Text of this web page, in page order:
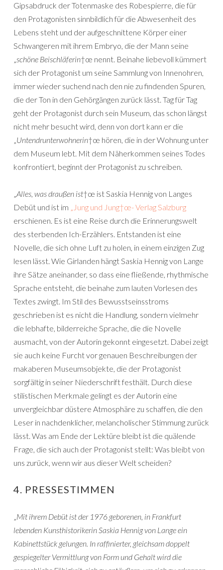
Gipsabdruck der Totenmaske des Robespierre, die für
den Protagonisten sinnbildlich für die Abwesenheit des
Lebens steht und der aufgeschnittene Körper einer
Schwangeren mit ihrem Embryo, die der Mann seine
„schöne Beischläferin†œ nennt. Beinahe liebevoll kümmert
sich der Protagonist um seine Sammlung von Innenohren,
immer wieder suchend nach den nie zu findenden Spuren,
die der Ton in den Gehörgängen zurück lässt. Tag für Tag
geht der Protagonist durch sein Museum, das schon längst
nicht mehr besucht wird, denn von dort kann er die
„Untendrunterwohnerin†œ hören, die in der Wohnung unter
dem Museum lebt. Mit dem Näherkommen seines Todes
konfrontiert, beginnt der Protagonist zu schreiben.
„Alles, was draußen ist†œ ist Saskia Hennig von Langes
Debüt und ist im „Jung und Jung†œ- Verlag Salzburg
erschienen. Es ist eine Reise durch die Erinnerungswelt
des sterbenden Ich-Erzählers. Entstanden ist eine
Novelle, die sich ohne Luft zu holen, in einem einzigen Zug
lesen lässt. Wie Girlanden hängt Saskia Hennig von Lange
ihre Sätze aneinander, so dass eine fließende, rhythmische
Sprache entsteht, die beinahe zum lauten Vorlesen des
Textes zwingt. Im Stil des Bewusstseinsstroms
geschrieben ist es nicht die Handlung, sondern vielmehr
die lebhafte, bilderreiche Sprache, die die Novelle
ausmacht, von der Autorin gekonnt eingesetzt. Dabei zeigt
sie auch keine Furcht vor genauen Beschreibungen der
makaberen Museumsobjekte, die der Protagonist
sorgfältig in seiner Niederschrift festhält. Durch diese
stilistischen Merkmale gelingt es der Autorin eine
unvergleichbar düstere Atmosphäre zu schaffen, die den
Leser in nachdenklicher, melancholischer Stimmung zurück
lässt. Was am Ende der Lektüre bleibt ist die quälende
Frage, die sich auch der Protagonist stellt: Was bleibt von
uns zurück, wenn wir aus dieser Welt scheiden?
4. PRESSESTIMMEN
„Mit ihrem Debüt ist der 1976 geborenen, in Frankfurt
lebenden Kunsthistorikerin Saskia Hennig von Lange ein
Kabinettstück gelungen. In raffinierter, gleichsam doppelt
gespiegelter Vermittlung von Form und Gehalt wird die